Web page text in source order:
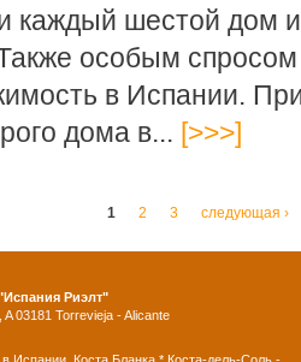
каждый шестой дом
особым спросом
в Испании.
дома в... [>>>]
1 2 3 следующая ›
Риэлт"
03181 Torrevieja - Alicante